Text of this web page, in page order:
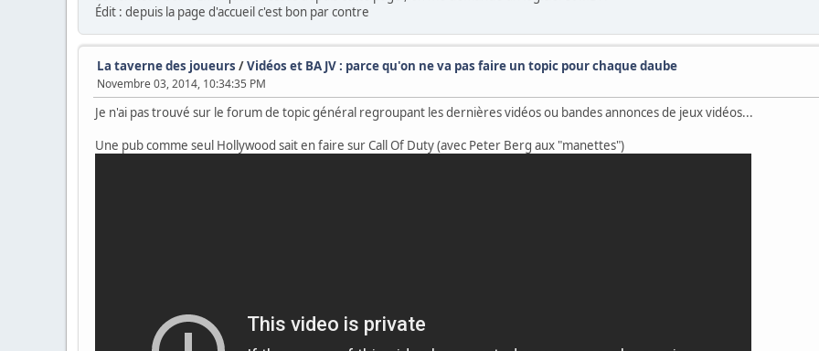
Édit : depuis la page d'accueil c'est bon par contre
La taverne des joueurs /Vidéos et BA JV : parce qu'on ne va pas faire un topic pour chaque daube
Novembre 03, 2014, 10:34:35 PM
Je n'ai pas trouvé sur le forum de topic général regroupant les dernières vidéos ou bandes annonces de jeux vidéos...
Une pub comme seul Hollywood sait en faire sur Call Of Duty (avec Peter Berg aux "manettes")